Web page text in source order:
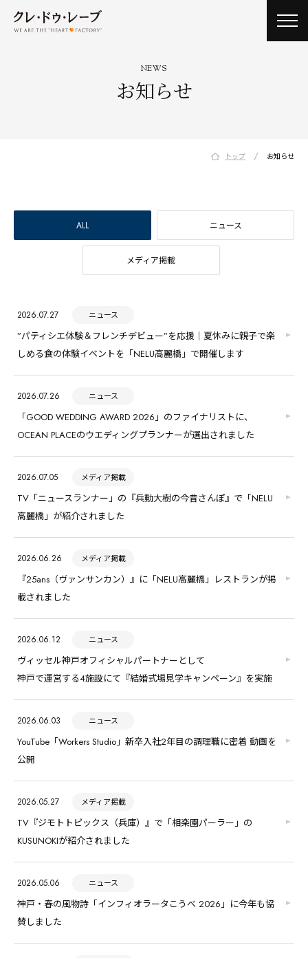
NEWS
お知らせ
トップ / お知らせ
ALL ニュース
メディア掲載
2026.07.27 ニュース
”パティシエ体験＆フレンチデビュー”を応援｜夏休みに親子で楽
しめる食の体験イベントを「NELU高麗橋」で開催します
2026.07.26 ニュース
「GOOD WEDDING AWARD 2026」のファイナリストに、
OCEAN PLACEのウエディングプランナーが選出されました
2026.07.05 メディア掲載
TV「ニュースランナー」の『兵動大樹の今昔さんぽ』で「NELU
高麗橋」が紹介されました
2026.06.26 メディア掲載
『25ans（ヴァンサンカン）』に「NELU高麗橋」レストランが掲
載されました
2026.06.12 ニュース
ヴィッセル神戸オフィシャルパートナーとして
神戸で運営する4施設にて『結婚式場見学キャンペーン』を実施
2026.06.03 ニュース
YouTube「Workers Studio」新卒入社2年目の調理職に密着 動画を
公開
2026.05.27 メディア掲載
TV『ジモトトピックス（兵庫）』で「相楽園パーラー」の
KUSUNOKIが紹介されました
2026.05.06 ニュース
神戸・春の風物詩「インフィオラータこうべ 2026」に今年も協
賛しました